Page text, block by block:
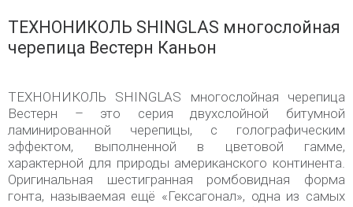
ТЕХНОНИКОЛЬ SHINGLAS многослойная
черепица Вестерн Каньон
ТЕХНОНИКОЛЬ SHINGLAS многослойная черепица
Вестерн – это серия двухслойной битумной
ламинированной черепицы, с голографическим
эффектом, выполненной в цветовой гамме,
характерной для природы американского континента.
Оригинальная шестигранная ромбовидная форма
гонта, называемая ещё «Гексагонал», одна из самых